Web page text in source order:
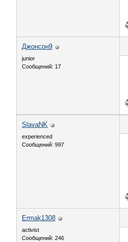
Джонсон9
junior
Сообщений: 17
SlavaNK
experienced
Сообщений: 997
Ermak1308
activist
Сообщений: 246